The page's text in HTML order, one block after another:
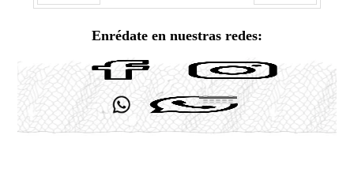
Enrédate en nuestras redes: